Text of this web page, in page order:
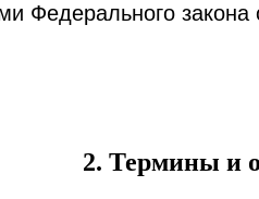
Федерального
2. Термины и